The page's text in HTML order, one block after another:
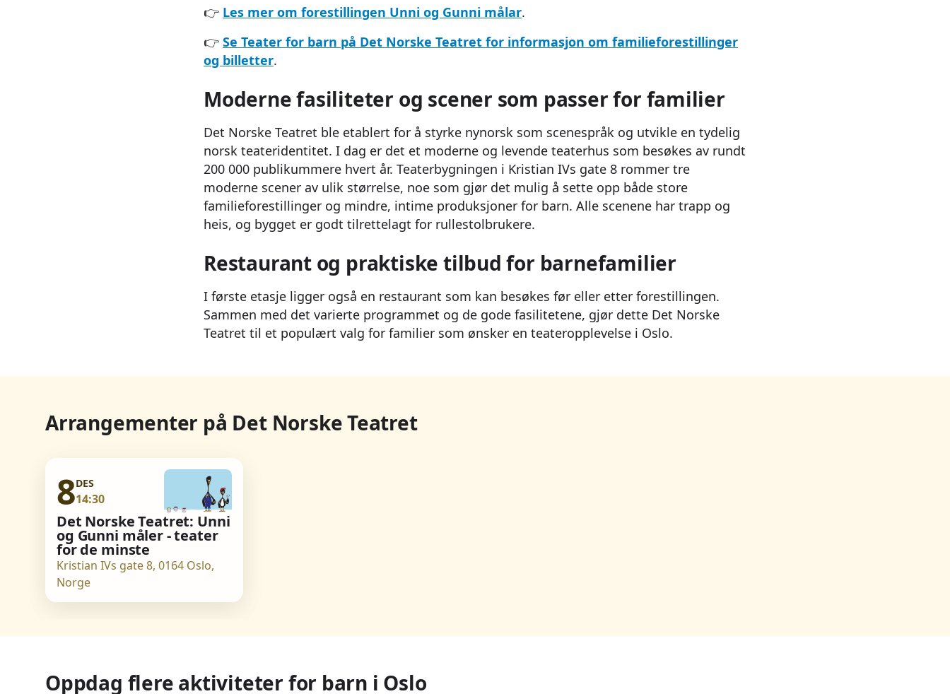
👉 Les mer om forestillingen Unni og Gunni målar.
👉 Se Teater for barn på Det Norske Teatret for informasjon om familieforestillinger
og billetter.
Moderne fasiliteter og scener som passer for familier
Det Norske Teatret ble etablert for å styrke nynorsk som scenespråk og utvikle en tydelig
norsk teateridentitet. I dag er det et moderne og levende teaterhus som besøkes av rundt
200 000 publikummere hvert år. Teaterbygningen i Kristian IVs gate 8 rommer tre
moderne scener av ulik størrelse, noe som gjør det mulig å sette opp både store
familieforestillinger og mindre, intime produksjoner for barn. Alle scenene har trapp og
heis, og bygget er godt tilrettelagt for rullestolbrukere.
Restaurant og praktiske tilbud for barnefamilier
I første etasje ligger også en restaurant som kan besøkes før eller etter forestillingen.
Sammen med det varierte programmet og de gode fasilitetene, gjør dette Det Norske
Teatret til et populært valg for familier som ønsker en teateropplevelse i Oslo.
Arrangementer på Det Norske Teatret
8DES
14:30
Det Norske Teatret: Unni
og Gunni måler - teater
for de minste
Kristian IVs gate 8, 0164 Oslo,
Norge
Oppdag flere aktiviteter for barn i Oslo